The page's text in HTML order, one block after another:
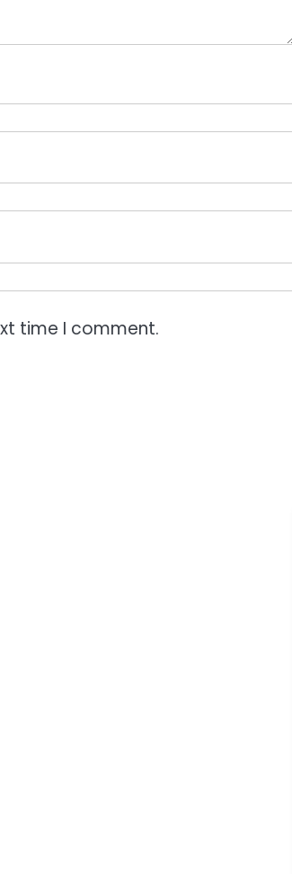
time I comment.